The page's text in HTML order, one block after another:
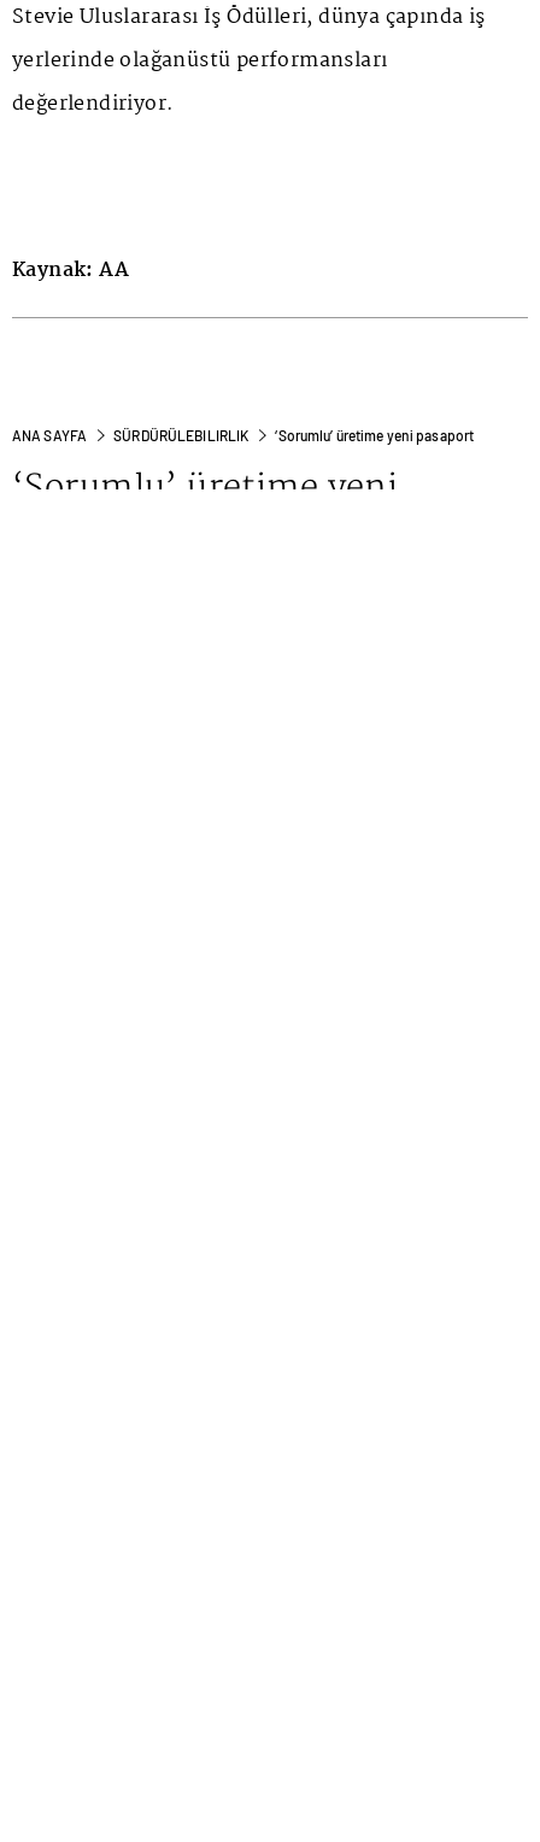
Stevie Uluslararası İş Ödülleri, dünya çapında iş
yerlerinde olağanüstü performansları
değerlendiriyor.
Kaynak: AA
ANA SAYFA SÜRDÜRÜLEBILIRLIK ‘Sorumlu’ üretime yeni pasaport
‘Sorumlu’ üretime yeni